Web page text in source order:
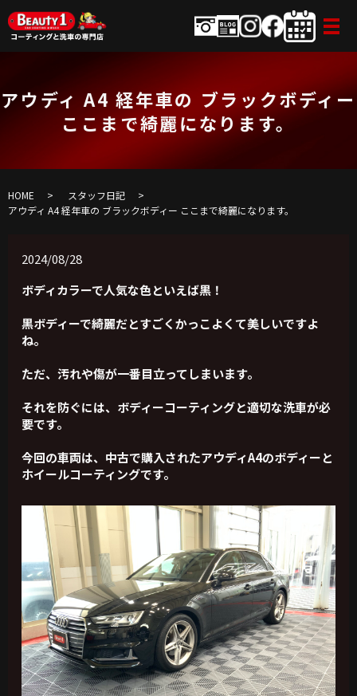
アウディ A4 経年車の ブラックボディー
ここまで綺麗になります。
HOME
スタッフ日記
アウディ A4 経年車の ブラックボディー ここまで綺麗になります。
2024/08/28
ボディカラーで人気な色といえば黒！
黒ボディーで綺麗だとすごくかっこよくて美しいですよ
ね。
ただ、汚れや傷が一番目立ってしまいます。
それを防ぐには、ボディーコーティングと適切な洗車が必
要です。
今回の車両は、中古で購入されたアウディA4のボディーと
ホイールコーティングです。